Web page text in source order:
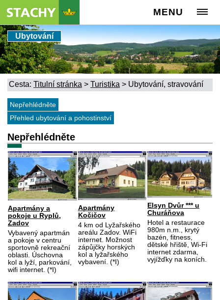
MENU
Ubytování
Cesta: Titulní stránka > Turistika > Ubytování, stravování
Nepřehlédněte
Přehled ubytování a pohostinství
Nepřehlédněte
Apartmány a
pokoje u Ryplů,
Zadov
Vybavený apartmán
a pokoje v centru
sportovně rekreační
oblasti. Úschovna
kol a lyží, parkování,
wifi internet. (*I)
Apartmány
Kočičov
4 km od Lyžařského
areálu Zadov. WiFi
internet. Možnost
zápůjčky horských
kol a lyžařského
vybavení. (*I)
Elsyn Dvůr *** u
Churáňova
Hotel a restaurace
980m n.m., krytý
bazén, fitness,
dětské hřiště, Wi-Fi
internet zdarma,
vyjížďky na koních.